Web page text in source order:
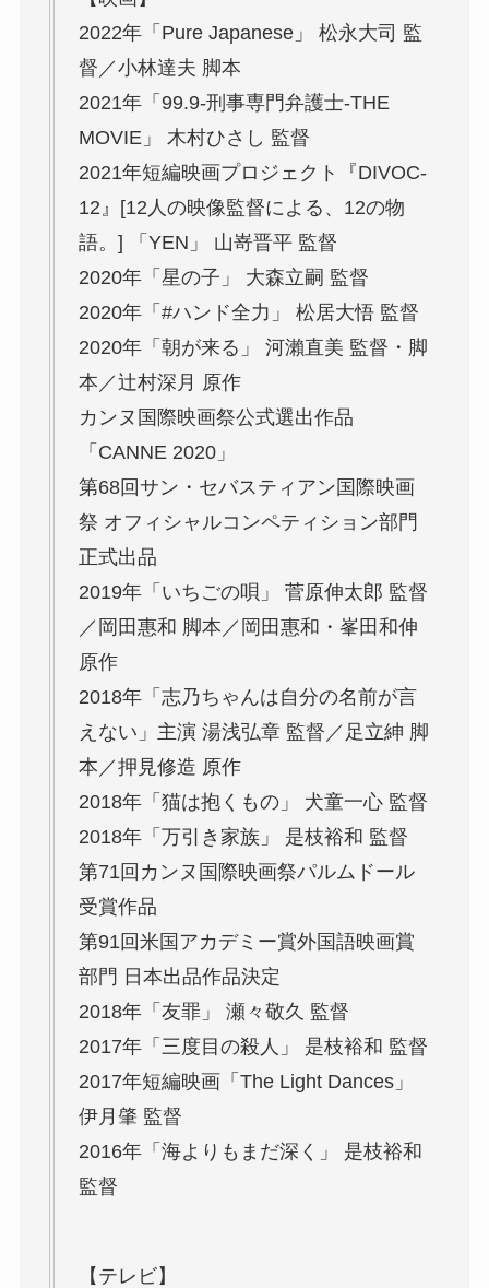
2022年「Pure Japanese」 松永大司 監
督／小林達夫 脚本
2021年「99.9-刑事専門弁護士-THE
MOVIE」 木村ひさし 監督
2021年短編映画プロジェクト『DIVOC-
12』[12人の映像監督による、12の物
語。] 「YEN」 山嵜晋平 監督
2020年「星の子」 大森立嗣 監督
2020年「#ハンド全力」 松居大悟 監督
2020年「朝が来る」 河瀨直美 監督・脚
本／辻村深月 原作
カンヌ国際映画祭公式選出作品
「CANNE 2020」
第68回サン・セバスティアン国際映画
祭 オフィシャルコンペティション部門
正式出品
2019年「いちごの唄」 菅原伸太郎 監督
／岡田惠和 脚本／岡田惠和・峯田和伸
原作
2018年「志乃ちゃんは自分の名前が言
えない」主演 湯浅弘章 監督／足立紳 脚
本／押見修造 原作
2018年「猫は抱くもの」 犬童一心 監督
2018年「万引き家族」 是枝裕和 監督
第71回カンヌ国際映画祭パルムドール
受賞作品
第91回米国アカデミー賞外国語映画賞
部門 日本出品作品決定
2018年「友罪」 瀬々敬久 監督
2017年「三度目の殺人」 是枝裕和 監督
2017年短編映画「The Light Dances」
伊月肇 監督
2016年「海よりもまだ深く」 是枝裕和
監督
【テレビ】